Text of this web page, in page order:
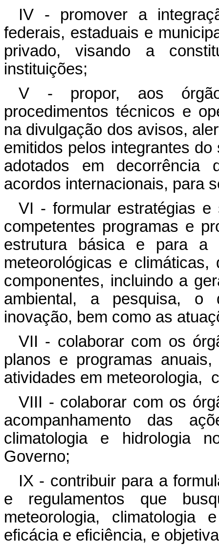
IV - promover a
federais, estaduais e
privado, visando a
instituições;
V - propor, aos órgãos
procedimentos técnicos e
na divulgação dos avisos,
emitidos pelos integrantes
adotados em decorrência
acordos internacionais, para
VI - formular estratégias e
competentes programas e
estrutura básica e para a
meteorológicas e
componentes, incluindo a
ambiental, a pesquisa, o
inovação, bem como as
VII - colaborar com os
planos e programas
atividades em meteorologia,
VIII - colaborar com os
acompanhamento das
climatologia e hidrologia
Governo;
IX - contribuir para a
e regulamentos que
meteorologia, climatologia
eficácia e eficiência, e